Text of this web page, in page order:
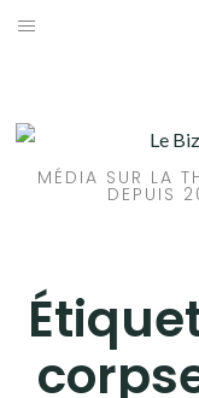
Aller
MÉDIA SUR LA
DEPUIS
LIVRES
CONTACT